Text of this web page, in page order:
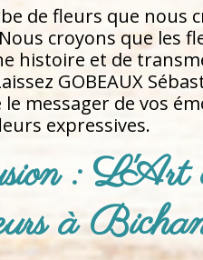
de fleurs que nous
croyons que les
histoire et de
GOBEAUX
messager de vos
expressives.
: L'Art
à